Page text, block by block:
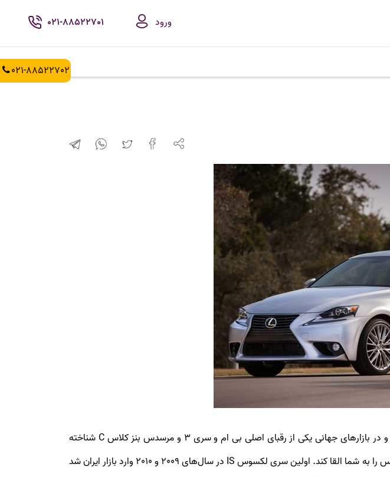
ورود 021-88522701
021-88522702
لکسوس آی اس ( Lexus IS ) خودرویی است که از سال ۱۹۹۸ تاکنون در ژاپن تولید می‌شود و در بازارهای جهانی یکی از رقبای اصلی بی ام و سری 3 و مرسدس بنز کلاس C شناخته
می‌شود. لکسوس IS در کلاس سدان‌های کامپکت قرار می‌گیرد و می‌توان حس یک سواری لوکس را به شما القا کند. اولین سری لکسوس IS در سال‌های 2009 و 2010 وارد بازار ایران شد